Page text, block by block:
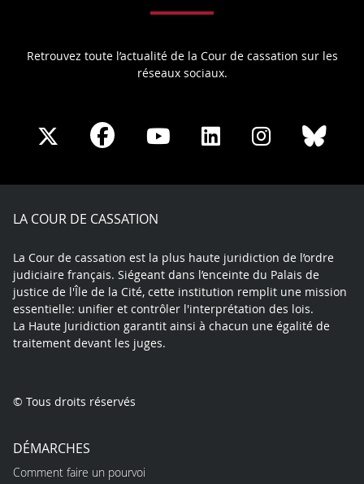
Retrouvez toute l’actualité de la Cour de cassation sur les
réseaux sociaux.
Share
X
Share
Facebook
Share
Youtube
Share
LinkedIn
Share
Instagram
LA COUR DE CASSATION
La Cour de cassation est la plus haute juridiction de l’ordre
judiciaire français. Siégeant dans l’enceinte du Palais de
justice de l'Île de la Cité, cette institution remplit une mission
essentielle: unifier et contrôler l'interprétation des lois.
La Haute Juridiction garantit ainsi à chacun une égalité de
traitement devant les juges.
© Tous droits réservés
DÉMARCHES
Comment faire un pourvoi